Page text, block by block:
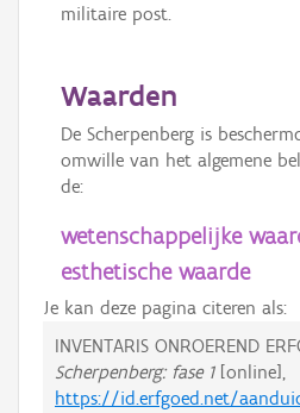
militaire post.
Waarden
De Scherpenberg is
omwille van het algemene
de:
wetenschappelijke
esthetische waarde
Je kan deze pagina citeren als:
INVENTARIS ONROEREND
Scherpenberg: fase 1[online],
https://id.erfgoed.net/